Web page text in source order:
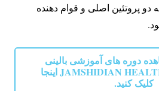
دو پروتئین اصلی و قوام دهنده
دوره های آموزشی بالینی
جمشیدیان هِلث JAMSHIDIAN HEALTH اینجا
کلیک کنید.